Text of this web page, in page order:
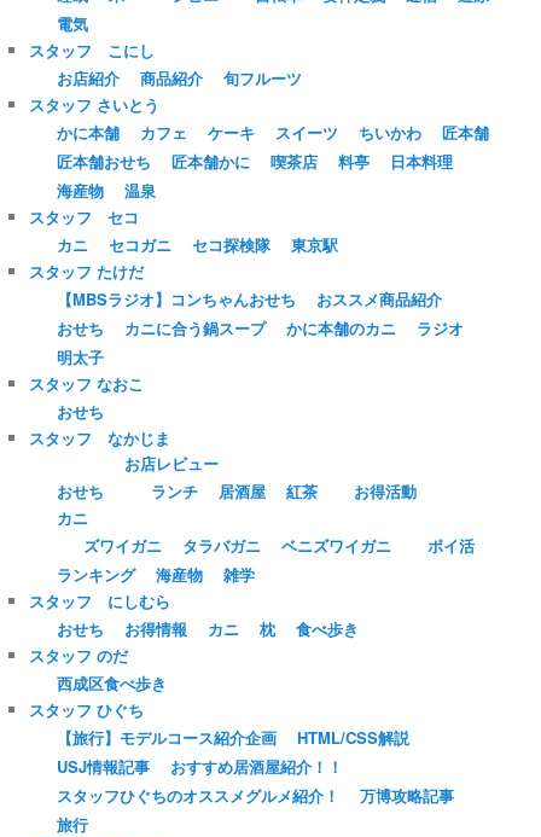
電気
スタッフ こにし
お店紹介
商品紹介
旬フルーツ
スタッフ さいとう
かに本舗
カフェ ケーキ スイーツ ちいかわ
匠本舗
匠本舗おせち
匠本舗かに 喫茶店 料亭
日本料理
海産物
温泉
スタッフ セコ
カニ
セコガニ セコ探検隊
東京駅
スタッフ たけだ
【MBSラジオ】コンちゃんおせち
おススメ商品紹介
おせち
カニに合う鍋スープ かに本舗のカニ
ラジオ
明太子
スタッフ なおこ
おせち
スタッフ なかじま
おせち
お店レビュー
ランチ
居酒屋 紅茶
お得活動
カニ
ズワイガニ
タラバガニ ベニズワイガニ
ポイ活
ランキング
海産物
雑学
スタッフ にしむら
おせち
お得情報 カニ 枕
食べ歩き
スタッフ のだ
西成区食べ歩き
スタッフ ひぐち
【旅行】モデルコース紹介企画
HTML/CSS解説
USJ情報記事
おすすめ居酒屋紹介！！
スタッフひぐちのオススメグルメ紹介！
万博攻略記事
旅行